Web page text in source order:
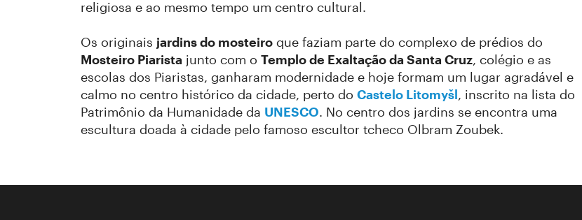
religiosa e ao mesmo tempo um centro cultural.
Os originais jardins do mosteiro que faziam parte do complexo de prédios do
Mosteiro Piarista junto com o Templo de Exaltação da Santa Cruz, colégio e as
escolas dos Piaristas, ganharam modernidade e hoje formam um lugar agradável e
calmo no centro histórico da cidade, perto do Castelo Litomyšl, inscrito na lista do
Patrimônio da Humanidade da UNESCO. No centro dos jardins se encontra uma
escultura doada à cidade pelo famoso escultor tcheco Olbram Zoubek.